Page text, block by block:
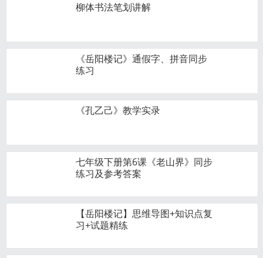
柳体书法笔划讲解
《岳阳楼记》通假字、拼音同步
练习
《孔乙己》教学实录
七年级下册第6课《老山界》同步
练习及参考答案
【岳阳楼记】思维导图+知识点复
习+试题精练